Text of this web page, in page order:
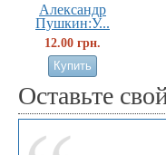
Александр
Пушкин:У...
12.00 грн.
Оставьте